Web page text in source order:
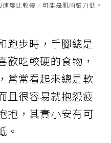
度比較慢，可能是肌肉張力低。
跑步時，手腳總是
歡吃較硬的食物，
常常看起來總是軟
且很容易就抱怨疲
抱，其實小安有可
。